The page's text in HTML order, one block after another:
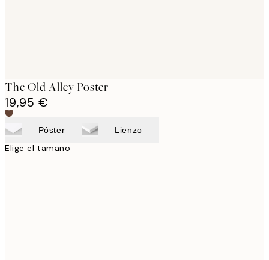
The Old Alley Poster
19,95 €
Póster Lienzo
Elige el tamaño